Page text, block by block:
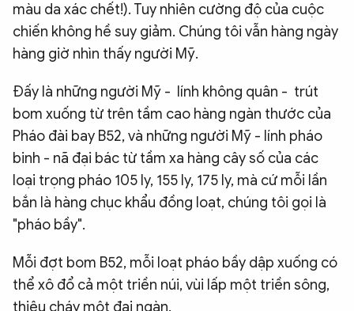
màu da xác chết!). Tuy nhiên cường độ của cuộc
chiến không hề suy giảm. Chúng tôi vẫn hàng ngày
hàng giờ nhìn thấy người Mỹ.
Đấy là những người Mỹ - lính không quân - trút
bom xuống từ trên tầm cao hàng ngàn thước của
Pháo đài bay B52, và những người Mỹ - lính pháo
binh - nã đại bác từ tầm xa hàng cây số của các
loại trọng pháo 105 ly, 155 ly, 175 ly, mà cứ mỗi lần
bắn là hàng chục khẩu đồng loạt, chúng tôi gọi là
"pháo bầy".
Mỗi đợt bom B52, mỗi loạt pháo bầy dập xuống có
thể xô đổ cả một triền núi, vùi lấp một triền sông,
thiêu cháy một đại ngàn.